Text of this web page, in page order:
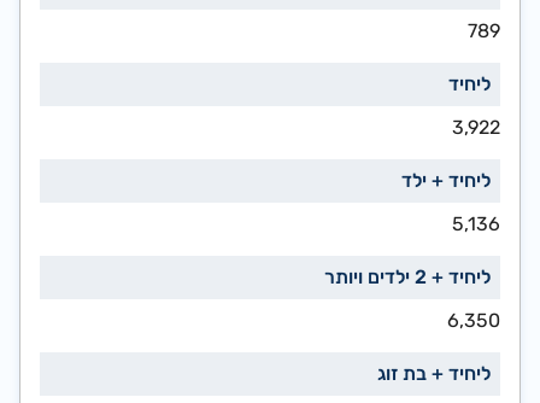
789
3,922
5,136
6,350